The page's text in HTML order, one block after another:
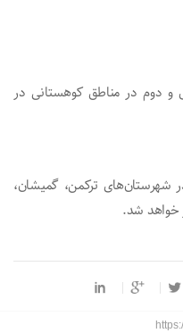
و دوم در مناطق کوهستانی در
شهرستان‌های ترکمن، گمیشان،
خواهد شد.